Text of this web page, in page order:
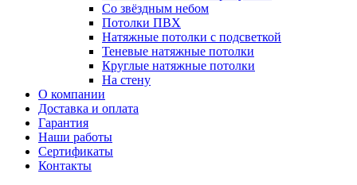
Со звёздным небом
Потолки ПВХ
Натяжные потолки с подсветкой
Теневые натяжные потолки
Круглые натяжные потолки
На стену
О компании
Доставка и оплата
Гарантия
Наши работы
Сертификаты
Контакты